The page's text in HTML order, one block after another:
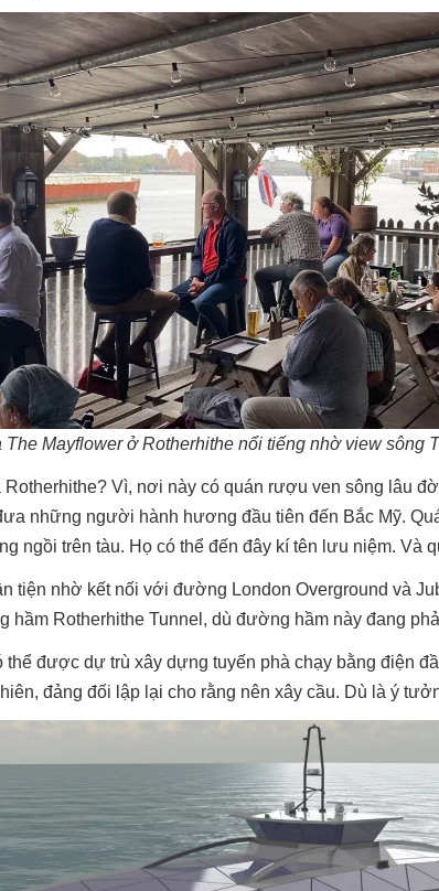
The Mayflower ở Rotherhithe nổi tiếng nhờ view sông
Vì, nơi này có quán rượu ven sông lâu
những người hành hương đầu tiên đến Bắc Mỹ.
ngồi trên tàu. Họ có thể đến đây kí tên lưu niệm. Và
tiện nhờ kết nối với đường London Overground và
hầm Rotherhithe Tunnel, dù đường hầm này đang
thể được dự trù xây dựng tuyến phà chạy bằng điện
đảng đối lập lại cho rằng nên xây cầu. Dù là ý